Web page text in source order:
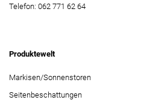
Telefon: 062 771 62 64
Produktewelt
Markisen/Sonnenstoren
Seitenbeschattungen